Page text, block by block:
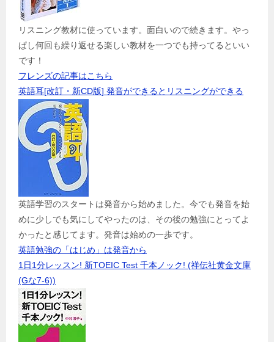
リスニング教材に使っています。面白いので続きます。やっ
ぱし何回も繰り返せる楽しい教材を一つでも持ってるといい
です！
フレンズの記事はこちら
英語耳[改訂・新CD版] 発音ができるとリスニングができる
英語学習のスタートは発音から始めました。今でも発音を始
めに少しでも気にしてやったのは、その後の勉強にとってよ
かったと感じてます。発音は始めの一歩です。
英語勉強の「はじめ」は発音から
1日1分レッスン! 新TOEIC Test 千本ノック! (祥伝社黄金文庫
(Gな7-6))